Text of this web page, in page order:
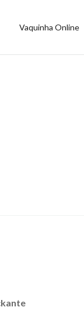
Vaquinha Online